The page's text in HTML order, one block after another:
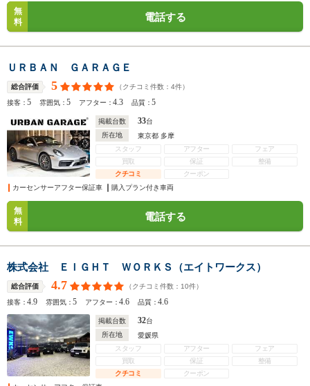
無
料
電話する
ＵＲＢＡＮ ＧＡＲＡＧＥ
総合評価 5 （クチコミ件数： 4件）
接客：5 雰囲気：5 アフター：4.3 品質：5
掲載台数 33台
所在地
東京都 多摩
スタッフ
アフター
フェア
買取
保証
整備
クチコミ
クーポン
カーセンサーアフター保証車
購入プラン付き車両
無
料
電話する
株式会社 ＥＩＧＨＴ ＷＯＲＫＳ（エイトワークス）
総合評価 4.7 （クチコミ件数： 10件）
接客：4.9 雰囲気：5 アフター：4.6 品質：4.6
掲載台数 32台
所在地
愛媛県
スタッフ
アフター
フェア
買取
保証
整備
クチコミ
クーポン